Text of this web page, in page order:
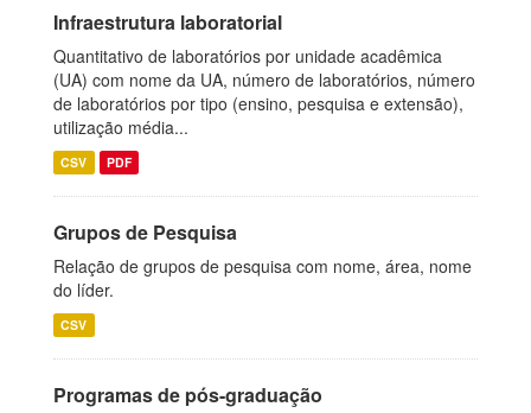
Infraestrutura laboratorial
Quantitativo de laboratórios por unidade acadêmica
(UA) com nome da UA, número de laboratórios, número
de laboratórios por tipo (ensino, pesquisa e extensão),
utilização média...
CSV PDF
Grupos de Pesquisa
Relação de grupos de pesquisa com nome, área, nome
do líder.
CSV
Programas de pós-graduação